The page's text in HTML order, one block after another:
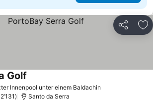
Teilen
Innenpool unter einem Baldachin
Golf
2’131 Santo da Serra